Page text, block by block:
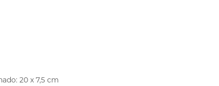
20 x 7,5 cm